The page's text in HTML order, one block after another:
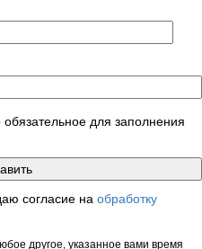
для заполнения
согласие на обработку
другое, указанное вами время